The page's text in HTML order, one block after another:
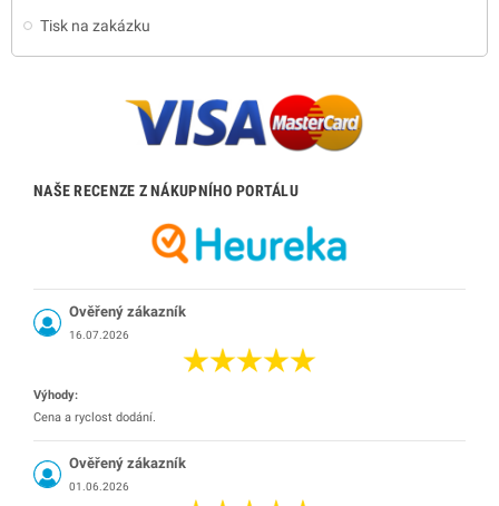
Tisk na zakázku
NAŠE RECENZE Z NÁKUPNÍHO PORTÁLU
Ověřený zákazník
16.07.2026
Výhody:
Cena a ryclost dodání.
Ověřený zákazník
01.06.2026